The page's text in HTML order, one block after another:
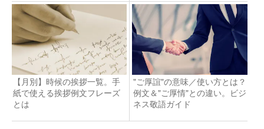
【月別】時候の挨拶一覧。手
紙で使える挨拶例文フレーズ
とは
"ご厚誼"の意味／使い方とは？
例文＆"ご厚情"との違い。ビジ
ネス敬語ガイド